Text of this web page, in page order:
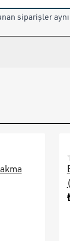
siparişler